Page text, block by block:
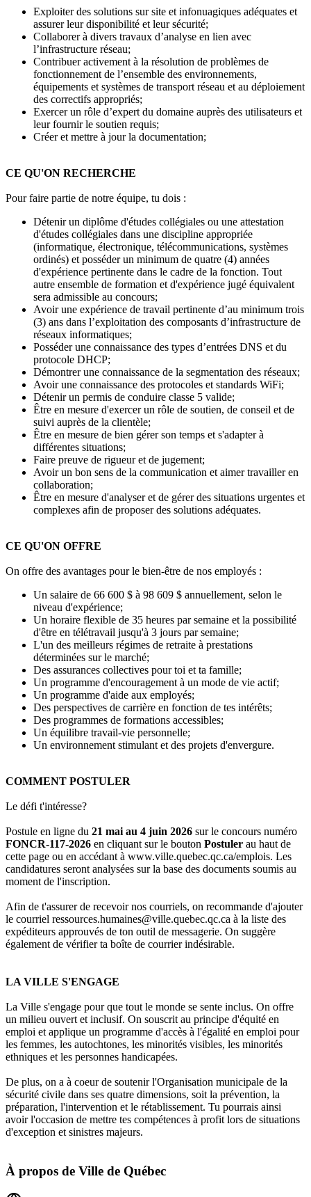
Exploiter des solutions sur site et infonuagiques adéquates et
assurer leur disponibilité et leur sécurité;
Collaborer à divers travaux d’analyse en lien avec
l’infrastructure réseau;
Contribuer activement à la résolution de problèmes de
fonctionnement de l’ensemble des environnements,
équipements et systèmes de transport réseau et au déploiement
des correctifs appropriés;
Exercer un rôle d’expert du domaine auprès des utilisateurs et
leur fournir le soutien requis;
Créer et mettre à jour la documentation;
CE QU'ON RECHERCHE
Pour faire partie de notre équipe, tu dois :
Détenir un diplôme d'études collégiales ou une attestation
d'études collégiales dans une discipline appropriée
(informatique, électronique, télécommunications, systèmes
ordinés) et posséder un minimum de quatre (4) années
d'expérience pertinente dans le cadre de la fonction. Tout
autre ensemble de formation et d'expérience jugé équivalent
sera admissible au concours;
Avoir une expérience de travail pertinente d’au minimum trois
(3) ans dans l’exploitation des composants d’infrastructure de
réseaux informatiques;
Posséder une connaissance des types d’entrées DNS et du
protocole DHCP;
Démontrer une connaissance de la segmentation des réseaux;
Avoir une connaissance des protocoles et standards WiFi;
Détenir un permis de conduire classe 5 valide;
Être en mesure d'exercer un rôle de soutien, de conseil et de
suivi auprès de la clientèle;
Être en mesure de bien gérer son temps et s'adapter à
différentes situations;
Faire preuve de rigueur et de jugement;
Avoir un bon sens de la communication et aimer travailler en
collaboration;
Être en mesure d'analyser et de gérer des situations urgentes et
complexes afin de proposer des solutions adéquates.
CE QU'ON OFFRE
On offre des avantages pour le bien-être de nos employés :
Un salaire de 66 600 $ à 98 609 $ annuellement, selon le
niveau d'expérience;
Un horaire flexible de 35 heures par semaine et la possibilité
d'être en télétravail jusqu'à 3 jours par semaine;
L'un des meilleurs régimes de retraite à prestations
déterminées sur le marché;
Des assurances collectives pour toi et ta famille;
Un programme d'encouragement à un mode de vie actif;
Un programme d'aide aux employés;
Des perspectives de carrière en fonction de tes intérêts;
Des programmes de formations accessibles;
Un équilibre travail-vie personnelle;
Un environnement stimulant et des projets d'envergure.
COMMENT POSTULER
Le défi t'intéresse?
Postule en ligne du 21 mai au 4 juin 2026 sur le concours numéro
FONCR-117-2026 en cliquant sur le bouton Postuler au haut de
cette page ou en accédant à www.ville.quebec.qc.ca/emplois. Les
candidatures seront analysées sur la base des documents soumis au
moment de l'inscription.
Afin de t'assurer de recevoir nos courriels, on recommande d'ajouter
le courriel ressources.humaines@ville.quebec.qc.ca à la liste des
expéditeurs approuvés de ton outil de messagerie. On suggère
également de vérifier ta boîte de courrier indésirable.
LA VILLE S'ENGAGE
La Ville s'engage pour que tout le monde se sente inclus. On offre
un milieu ouvert et inclusif. On souscrit au principe d'équité en
emploi et applique un programme d'accès à l'égalité en emploi pour
les femmes, les autochtones, les minorités visibles, les minorités
ethniques et les personnes handicapées.
De plus, on a à coeur de soutenir l'Organisation municipale de la
sécurité civile dans ses quatre dimensions, soit la prévention, la
préparation, l'intervention et le rétablissement. Tu pourrais ainsi
avoir l'occasion de mettre tes compétences à profit lors de situations
d'exception et sinistres majeurs.
À propos de Ville de Québec